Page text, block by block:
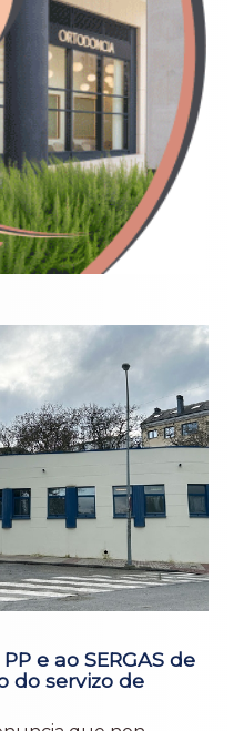
e ao SERGAS de
do servizo de